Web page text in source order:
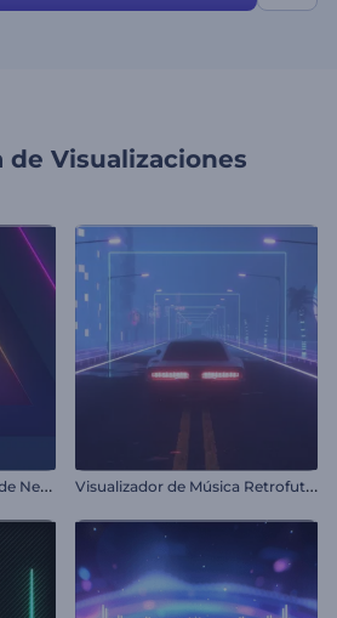
de Visualizaciones
V
isualizador con Formas de Neón Pulsantes V
isualizador de Música Retrofuturista